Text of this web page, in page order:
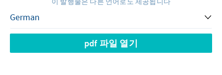
pdf 파일 열기